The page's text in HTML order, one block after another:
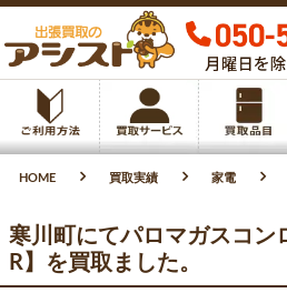
HOME 買取実績 家電
寒川町にてパロマガスコン
R】を買取ました。